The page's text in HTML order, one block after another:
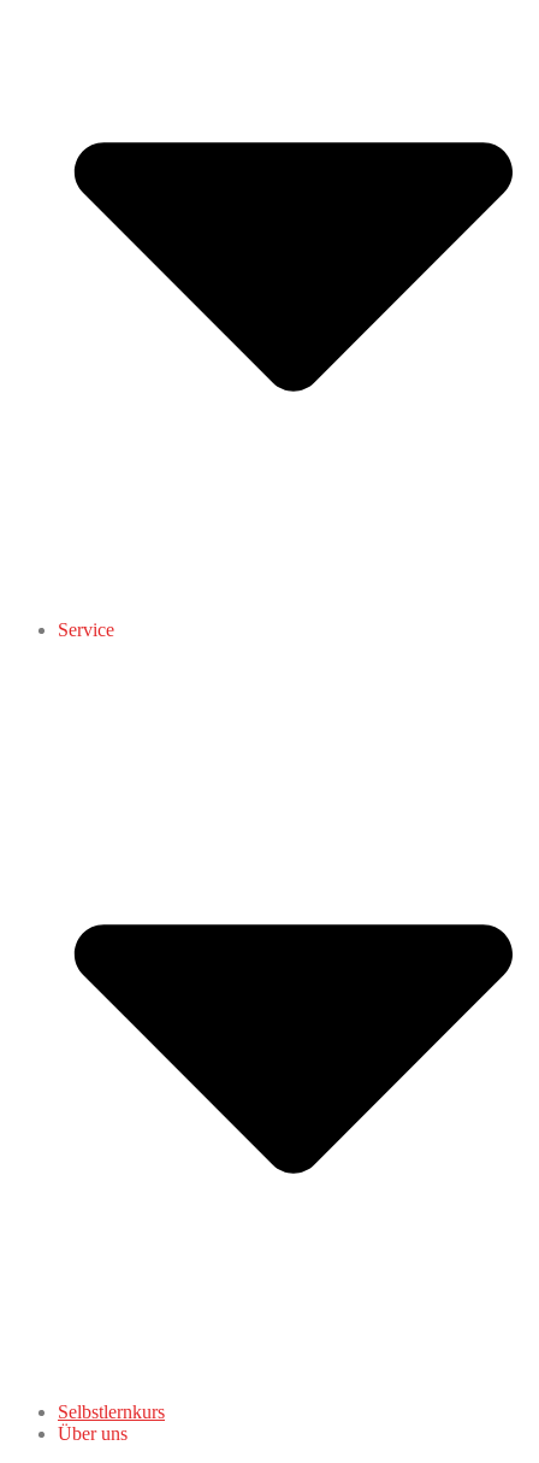
Service
Selbstlernkurs
Über uns